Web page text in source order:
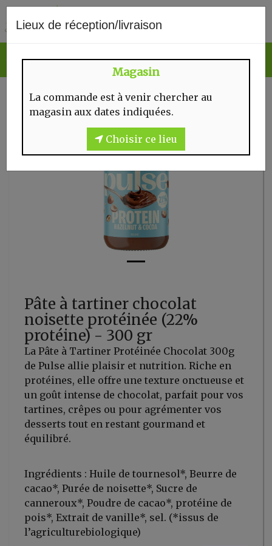
Lieux de réception/livraison
Magasin
La commande est à venir chercher au
magasin aux dates indiquées.
Choisir ce lieu
Pâte à tartiner chocolat
noisette protéinée (22%
protéine) - 300 gr
La Pâte à Tartiner Protéinée Chocolat 300g
de Pulse allie plaisir et nutrition. Riche en
protéines, elle offre une texture onctueuse et
un goût intense de chocolat, parfait pour vos
tartines, crêpes ou pour agrémenter vos
desserts tout en restant gourmand et
équilibré.
Ingrédients : Huile de tournesol*, Beurre de
cacao*, Purée de noisette*, Sucre de
canneroux*, Poudre de cacao*, protéine de
pois*, Extrait de vanille*, sel. (*issus de
l’agriculturebiologique)